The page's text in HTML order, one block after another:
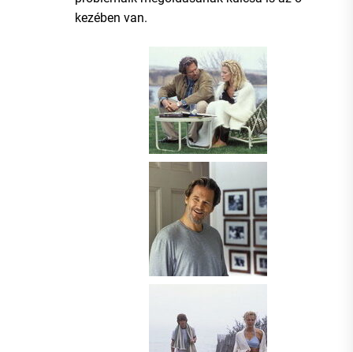
kezében van.